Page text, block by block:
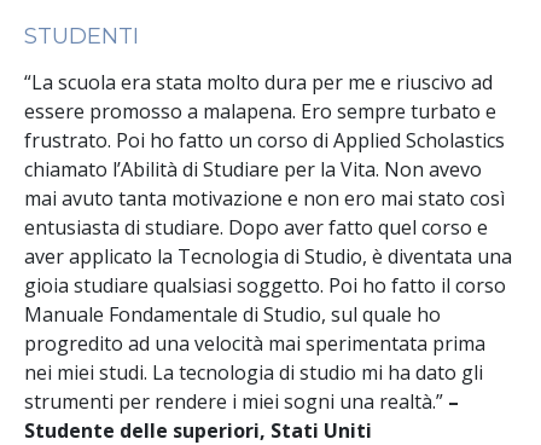
STUDENTI
“La scuola era stata molto dura per me e riuscivo ad
essere promosso a malapena. Ero sempre turbato e
frustrato. Poi ho fatto un corso di Applied Scholastics
chiamato l’Abilità di Studiare per la Vita. Non avevo
mai avuto tanta motivazione e non ero mai stato così
entusiasta di studiare. Dopo aver fatto quel corso e
aver applicato la Tecnologia di Studio, è diventata una
gioia studiare qualsiasi soggetto. Poi ho fatto il corso
Manuale Fondamentale di Studio, sul quale ho
progredito ad una velocità mai sperimentata prima
nei miei studi. La tecnologia di studio mi ha dato gli
strumenti per rendere i miei sogni una realtà.” –
Studente delle superiori, Stati Uniti